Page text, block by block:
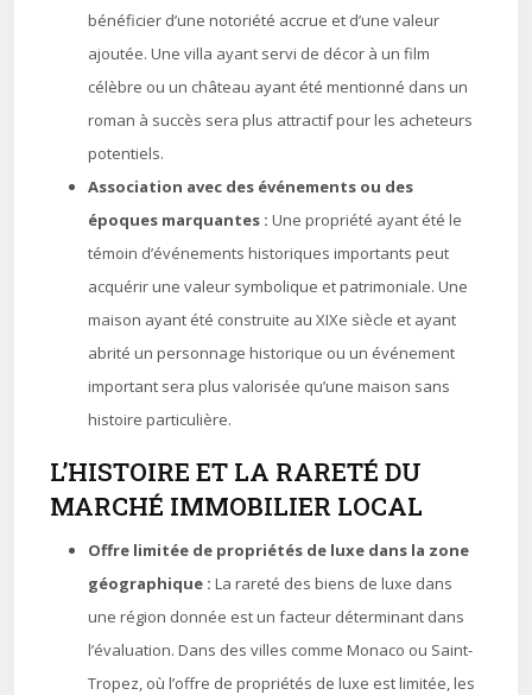
bénéficier d’une notoriété accrue et d’une valeur
ajoutée. Une villa ayant servi de décor à un film
célèbre ou un château ayant été mentionné dans un
roman à succès sera plus attractif pour les acheteurs
potentiels.
Association avec des événements ou des
époques marquantes : Une propriété ayant été le
témoin d’événements historiques importants peut
acquérir une valeur symbolique et patrimoniale. Une
maison ayant été construite au XIXe siècle et ayant
abrité un personnage historique ou un événement
important sera plus valorisée qu’une maison sans
histoire particulière.
L’HISTOIRE ET LA RARETÉ DU
MARCHÉ IMMOBILIER LOCAL
Offre limitée de propriétés de luxe dans la zone
géographique : La rareté des biens de luxe dans
une région donnée est un facteur déterminant dans
l’évaluation. Dans des villes comme Monaco ou Saint-
Tropez, où l’offre de propriétés de luxe est limitée, les